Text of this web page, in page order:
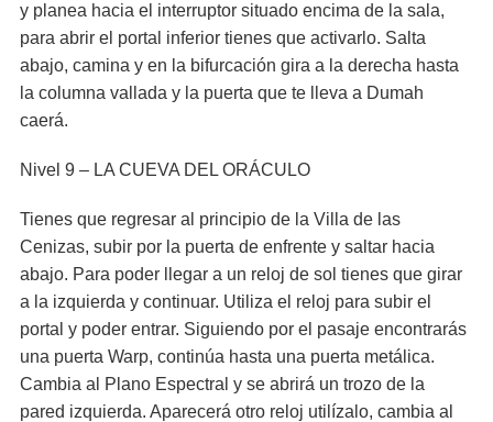
y planea hacia el interruptor situado encima de la sala,
para abrir el portal inferior tienes que activarlo. Salta
abajo, camina y en la bifurcación gira a la derecha hasta
la columna vallada y la puerta que te lleva a Dumah
caerá.
Nivel 9 – LA CUEVA DEL ORÁCULO
Tienes que regresar al principio de la Villa de las
Cenizas, subir por la puerta de enfrente y saltar hacia
abajo. Para poder llegar a un reloj de sol tienes que girar
a la izquierda y continuar. Utiliza el reloj para subir el
portal y poder entrar. Siguiendo por el pasaje encontrarás
una puerta Warp, continúa hasta una puerta metálica.
Cambia al Plano Espectral y se abrirá un trozo de la
pared izquierda. Aparecerá otro reloj utilízalo, cambia al